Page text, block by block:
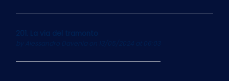
201. La via del tramonto
on 13/05/2024 at 06:03